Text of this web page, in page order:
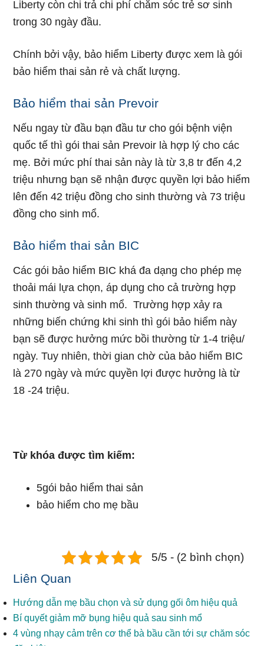
Liberty còn chi trả chi phí chăm sóc trẻ sơ sinh
trong 30 ngày đầu.
Chính bởi vậy, bảo hiểm Liberty được xem là gói
bảo hiểm thai sản rẻ và chất lượng.
Bảo hiểm thai sản Prevoir
Nếu ngay từ đầu bạn đầu tư cho gói bệnh viện
quốc tế thì gói thai sản Prevoir là hợp lý cho các
mẹ. Bởi mức phí thai sản này là từ 3,8 tr đến 4,2
triệu nhưng bạn sẽ nhận được quyền lợi bảo hiểm
lên đến 42 triệu đồng cho sinh thường và 73 triệu
đồng cho sinh mổ.
Bảo hiểm thai sản BIC
Các gói bảo hiểm BIC khá đa dạng cho phép mẹ
thoải mái lựa chọn, áp dụng cho cả trường hợp
sinh thường và sinh mổ. Trường hợp xảy ra
những biến chứng khi sinh thì gói bảo hiểm này
bạn sẽ được hưởng mức bồi thường từ 1-4 triệu/
ngày. Tuy nhiên, thời gian chờ của bảo hiểm BIC
là 270 ngày và mức quyền lợi được hưởng là từ
18 -24 triệu.
Từ khóa được tìm kiếm:
5gói bảo hiểm thai sản
bảo hiểm cho mẹ bầu
5/5 - (2 bình chọn)
Liên Quan
Hướng dẫn mẹ bầu chọn và sử dụng gối ôm hiệu quả
Bí quyết giảm mỡ bụng hiệu quả sau sinh mổ
4 vùng nhạy cảm trên cơ thể bà bầu cần tới sự chăm sóc